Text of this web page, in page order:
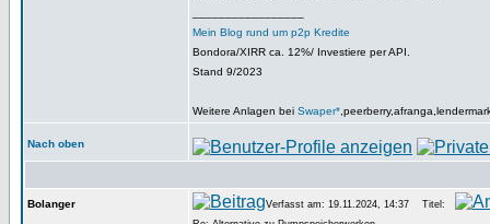
Mein Blog rund um p2p Kredite
Bondora/XIRR ca. 12%/ Investiere per API.
Stand 9/2023
Weitere Anlagen bei Swaper*
Nach oben
Bolanger Verfasst am: 19.11.2024, 14:37
Titel: